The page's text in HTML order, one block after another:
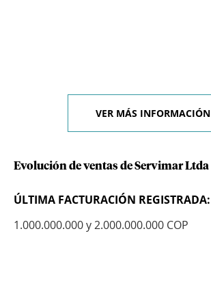
VER MÁS INFORMACIÓN
Evolución de ventas de Servimar Ltda
ÚLTIMA FACTURACIÓN REGISTRADA:
1.000.000.000 y 2.000.000.000 COP